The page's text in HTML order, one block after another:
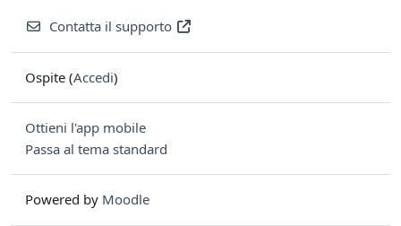
Contatta il supporto
Ospite (Accedi)
Ottieni l'app mobile
Passa al tema standard
Powered by Moodle